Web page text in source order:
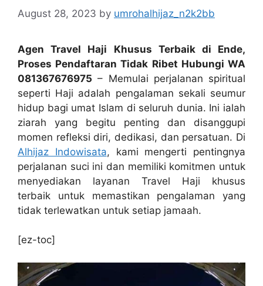
August 28, 2023 by umrohalhijaz_n2k2bb
Agen Travel Haji Khusus Terbaik di Ende,
Proses Pendaftaran Tidak Ribet Hubungi WA
081367676975 – Memulai perjalanan spiritual
seperti Haji adalah pengalaman sekali seumur
hidup bagi umat Islam di seluruh dunia. Ini ialah
ziarah yang begitu penting dan disanggupi
momen refleksi diri, dedikasi, dan persatuan. Di
Alhijaz Indowisata, kami mengerti pentingnya
perjalanan suci ini dan memiliki komitmen untuk
menyediakan layanan Travel Haji khusus
terbaik untuk memastikan pengalaman yang
tidak terlewatkan untuk setiap jamaah.
[ez-toc]